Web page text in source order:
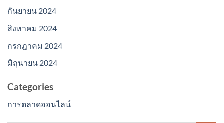
กันยายน 2024
สิงหาคม 2024
กรกฎาคม 2024
มิถุนายน 2024
Categories
การตลาดออนไลน์